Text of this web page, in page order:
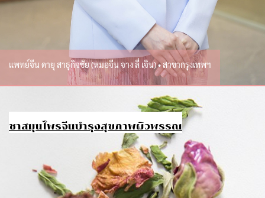
แพทย์จีน ดายุ สาธุกิจชัย (หมอจีน จาง ลี่ เจิน) • สาขากรุงเทพฯ
ชาสมุนไพรจีนบำรุงสุขภาพผิวพรรณ